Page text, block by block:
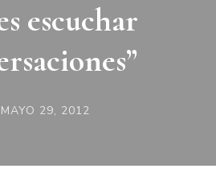
escuchar
MAYO 29, 2012